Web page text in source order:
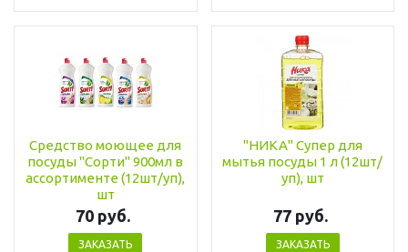
Средство моющее для
посуды "Cорти" 900мл в
ассортименте (12шт/уп),
шт
70 руб.
ЗАКАЗАТЬ
"НИКА" Супер для
мытья посуды 1 л (12шт/
уп), шт
77 руб.
ЗАКАЗАТЬ